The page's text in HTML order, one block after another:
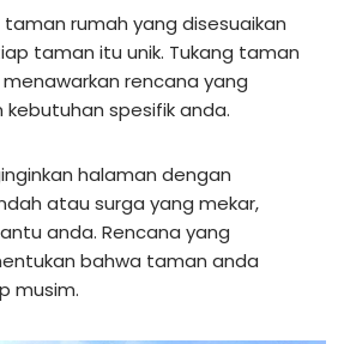
rumah yang disesuaikan
taman itu unik. Tukang taman
rencana yang
spesifik anda.
halaman dengan
atau surga yang mekar,
anda. Rencana yang
bahwa taman anda
musim.